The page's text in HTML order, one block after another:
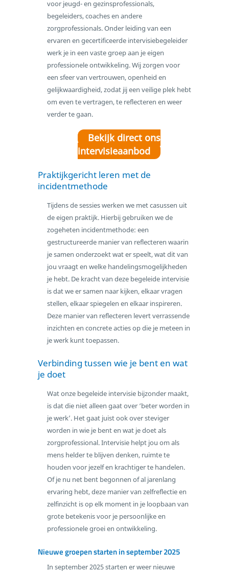
voor jeugd- en gezinsprofessionals,
begeleiders, coaches en andere
zorgprofessionals. Onder leiding van een
ervaren en gecertificeerde intervisiebegeleider
werk je in een vaste groep aan je eigen
professionele ontwikkeling. Wij zorgen voor
een sfeer van vertrouwen, openheid en
gelijkwaardigheid, zodat jij een veilige plek hebt
om even te vertragen, te reflecteren en weer
verder te gaan.
Bekijk direct ons
intervisieaanbod
Praktijkgericht leren met de
incidentmethode
Tijdens de sessies werken we met casussen uit
de eigen praktijk. Hierbij gebruiken we de
zogeheten incidentmethode: een
gestructureerde manier van reflecteren waarin
je samen onderzoekt wat er speelt, wat dit van
jou vraagt en welke handelingsmogelijkheden
je hebt. De kracht van deze begeleide intervisie
is dat we er samen naar kijken, elkaar vragen
stellen, elkaar spiegelen en elkaar inspireren.
Deze manier van reflecteren levert verrassende
inzichten en concrete acties op die je meteen in
je werk kunt toepassen.
Verbinding tussen wie je bent en wat
je doet
Wat onze begeleide intervisie bijzonder maakt,
is dat die niet alleen gaat over ‘beter worden in
je werk’. Het gaat juist ook over steviger
worden in wie je bent en wat je doet als
zorgprofessional. Intervisie helpt jou om als
mens helder te blijven denken, ruimte te
houden voor jezelf en krachtiger te handelen.
Of je nu net bent begonnen of al jarenlang
ervaring hebt, deze manier van zelfreflectie en
zelfinzicht is op elk moment in je loopbaan van
grote betekenis voor je persoonlijke en
professionele groei en ontwikkeling.
Nieuwe groepen starten in september 2025
In september 2025 starten er weer nieuwe
Contact